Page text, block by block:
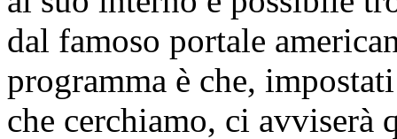
dal famoso portale
programma è che,
che cerchiamo, ci